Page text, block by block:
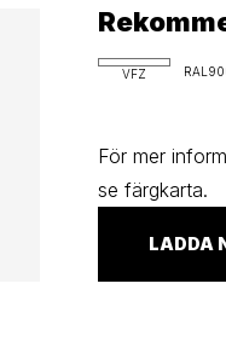
VFZ
För mer
se färgkarta.
LADDA